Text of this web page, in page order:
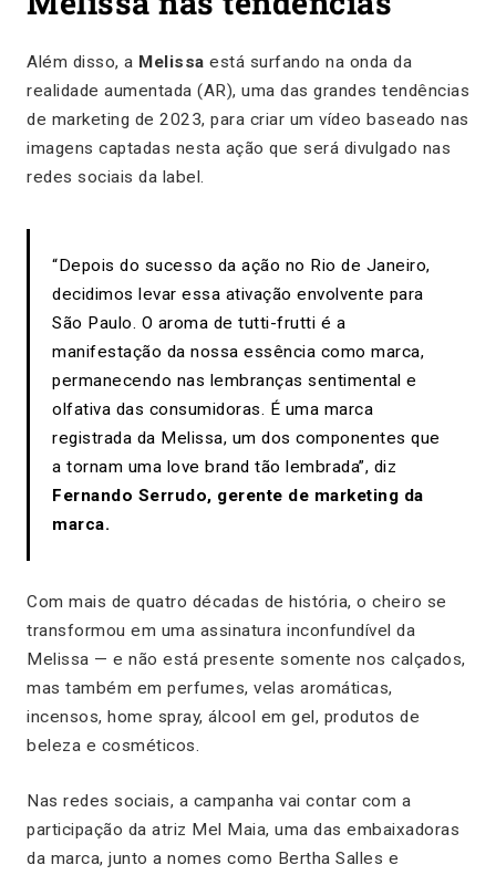
Além disso, a Melissa está surfando na onda da
realidade aumentada (AR), uma das grandes tendências
de marketing de 2023, para criar um vídeo baseado nas
imagens captadas nesta ação que será divulgado nas
redes sociais da label.
“Depois do sucesso da ação no Rio de Janeiro,
decidimos levar essa ativação envolvente para
São Paulo. O aroma de tutti-frutti é a
manifestação da nossa essência como marca,
permanecendo nas lembranças sentimental e
olfativa das consumidoras. É uma marca
registrada da Melissa, um dos componentes que
a tornam uma love brand tão lembrada”, diz
Fernando Serrudo, gerente de marketing da
marca.
Com mais de quatro décadas de história, o cheiro se
transformou em uma assinatura inconfundível da
Melissa — e não está presente somente nos calçados,
mas também em perfumes, velas aromáticas,
incensos, home spray, álcool em gel, produtos de
beleza e cosméticos.
Nas redes sociais, a campanha vai contar com a
participação da atriz Mel Maia, uma das embaixadoras
da marca, junto a nomes como Bertha Salles e